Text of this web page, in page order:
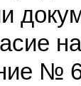
на
№